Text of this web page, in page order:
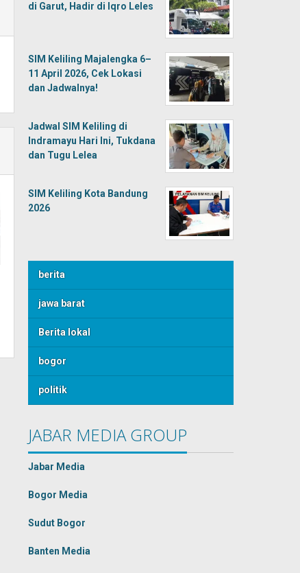
di Garut, Hadir di Iqro Leles
SIM Keliling Majalengka 6–
11 April 2026, Cek Lokasi
dan Jadwalnya!
Jadwal SIM Keliling di
Indramayu Hari Ini, Tukdana
dan Tugu Lelea
SIM Keliling Kota Bandung
2026
berita
jawa barat
Berita lokal
bogor
politik
JABAR MEDIA GROUP
Jabar Media
Bogor Media
Sudut Bogor
Banten Media